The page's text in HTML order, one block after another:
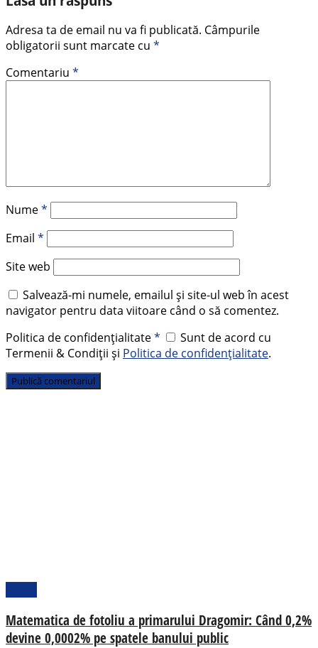
Adresa ta de email nu va fi publicată. Câmpurile
obligatorii sunt marcate cu *
Comentariu *
Nume*
Email *
Site web
Salvează-mi numele, emailul și site-ul web în acest
navigator pentru data viitoare când o să comentez.
Politica de confidențialitate*
Sunt de acord cu
Termenii & Condiții și Politica de confidențialitate.
Matematica de fotoliu a primarului Dragomir: Când 0,2%
devine 0,0002% pe spatele banului public